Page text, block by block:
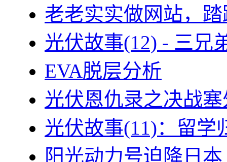
老老实实做网站，
光伏故事(12) - 三兄
EVA脱层分析
光伏恩仇录之决战
光伏故事(11)：留学
阳光动力号迫降日本